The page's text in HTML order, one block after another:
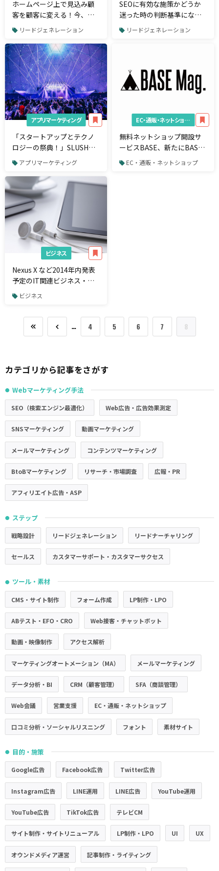
ホームページ上で見込み顧
客を顧客に変える！今、注
目を集める概念「CRO」と
は？
リードジェネレーション
SEOに有効な施策かどうか
迷った時の判断基準になる
記事まとめ
リードジェネレーション
アプリマーケティング
「スタートアップとテクノ
ロジーの祭典！」SLUSH
ASIA参加レポートvol.1【元
アプリマーケティング
EC・通販・ネットショップ
無料ネットショップ開設サ
ービスBASE、新たにBASE
Mag.の提供を開始
EC・通販・ネットショップ
ビジネス
Nexus X など2014年内発表
予定のIT関連ビジネス・新
製品まとめ
ビジネス
… 4 5 6 7 8
カテゴリから記事をさがす
● Webマーケティング手法
SEO（検索エンジン最適化） Web広告・広告効果測定
SNSマーケティング 動画マーケティング
メールマーケティング コンテンツマーケティング
BtoBマーケティング リサーチ・市場調査 広報・PR
アフィリエイト広告・ASP
● ステップ
戦略設計 リードジェネレーション リードナーチャリング
セールス カスタマーサポート・カスタマーサクセス
● ツール・素材
CMS・サイト制作 フォーム作成 LP制作・LPO
ABテスト・EFO・CRO Web接客・チャットボット
動画・映像制作 アクセス解析
マーケティングオートメーション（MA） メールマーケティング
データ分析・BI CRM（顧客管理） SFA（商談管理）
Web会議 営業支援 EC・通販・ネットショップ
口コミ分析・ソーシャルリスニング フォント 素材サイト
● 目的・施策
Google広告 Facebook広告 Twitter広告
Instagram広告 LINE運用 LINE広告 YouTube運用
YouTube広告 TikTok広告 テレビCM
サイト制作・サイトリニューアル LP制作・LPO UI UX
オウンドメディア運営 記事制作・ライティング